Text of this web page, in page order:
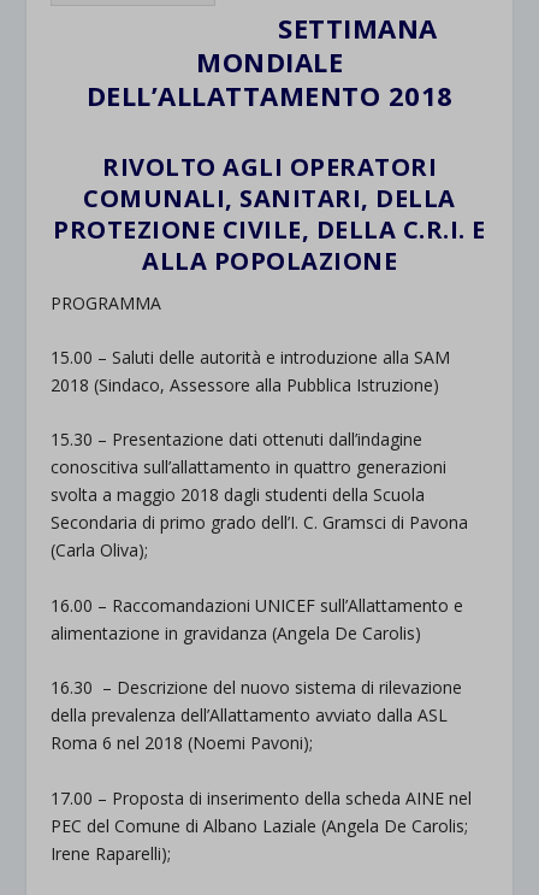
SETTIMANA
MONDIALE
DELL’ALLATTAMENTO 2018
RIVOLTO AGLI OPERATORI
COMUNALI, SANITARI, DELLA
PROTEZIONE CIVILE, DELLA C.R.I. E
ALLA POPOLAZIONE
PROGRAMMA
15.00 – Saluti delle autorità e introduzione alla SAM
2018 (Sindaco, Assessore alla Pubblica Istruzione)
15.30 – Presentazione dati ottenuti dall’indagine
conoscitiva sull’allattamento in quattro generazioni
svolta a maggio 2018 dagli studenti della Scuola
Secondaria di primo grado dell’I. C. Gramsci di Pavona
(Carla Oliva);
16.00 – Raccomandazioni UNICEF sull’Allattamento e
alimentazione in gravidanza (Angela De Carolis)
16.30 – Descrizione del nuovo sistema di rilevazione
della prevalenza dell’Allattamento avviato dalla ASL
Roma 6 nel 2018 (Noemi Pavoni);
17.00 – Proposta di inserimento della scheda AINE nel
PEC del Comune di Albano Laziale (Angela De Carolis;
Irene Raparelli);